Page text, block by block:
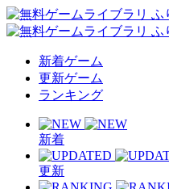
新着ゲーム
更新ゲーム
ランキング
新着
更新